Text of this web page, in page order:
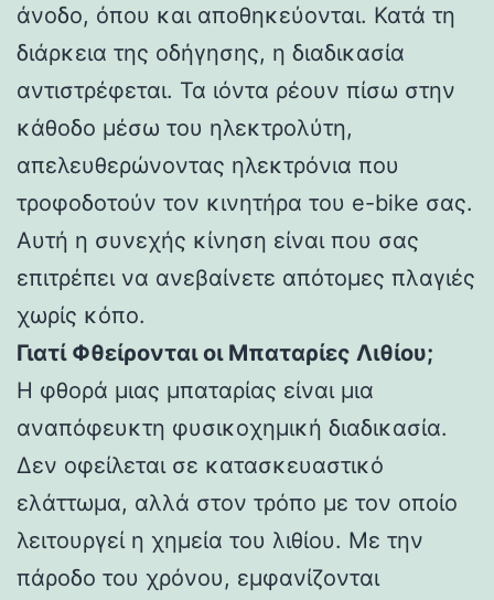
άνοδο, όπου και αποθηκεύονται. Κατά τη
διάρκεια της οδήγησης, η διαδικασία
αντιστρέφεται. Τα ιόντα ρέουν πίσω στην
κάθοδο μέσω του ηλεκτρολύτη,
απελευθερώνοντας ηλεκτρόνια που
τροφοδοτούν τον κινητήρα του e-bike σας.
Αυτή η συνεχής κίνηση είναι που σας
επιτρέπει να ανεβαίνετε απότομες πλαγιές
χωρίς κόπο.
Γιατί Φθείρονται οι Μπαταρίες Λιθίου;
Η φθορά μιας μπαταρίας είναι μια
αναπόφευκτη φυσικοχημική διαδικασία.
Δεν οφείλεται σε κατασκευαστικό
ελάττωμα, αλλά στον τρόπο με τον οποίο
λειτουργεί η χημεία του λιθίου. Με την
πάροδο του χρόνου, εμφανίζονται